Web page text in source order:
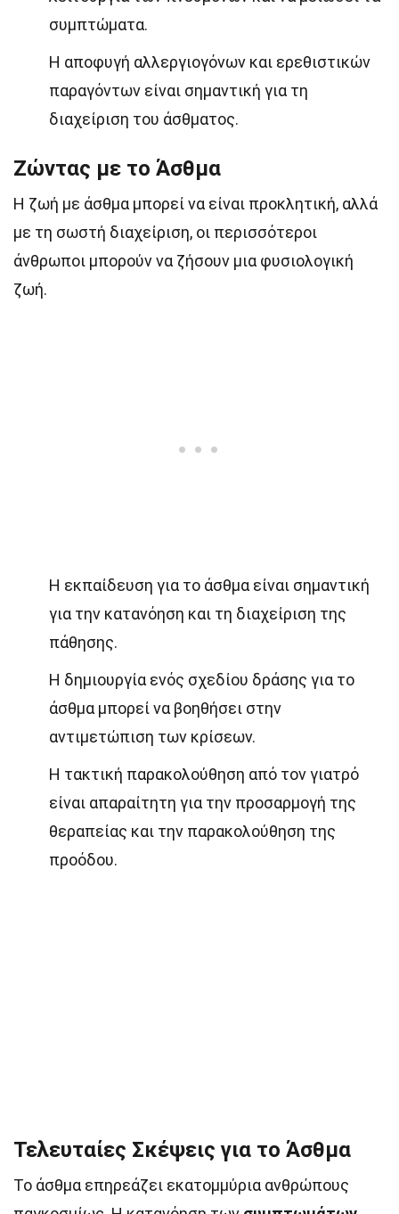
συμπτώματα.
Η αποφυγή αλλεργιογόνων και ερεθιστικών
παραγόντων είναι σημαντική για τη
διαχείριση του άσθματος.
Ζώντας με το Άσθμα
Η ζωή με άσθμα μπορεί να είναι προκλητική, αλλά
με τη σωστή διαχείριση, οι περισσότεροι
άνθρωποι μπορούν να ζήσουν μια φυσιολογική
ζωή.
Η εκπαίδευση για το άσθμα είναι σημαντική
για την κατανόηση και τη διαχείριση της
πάθησης.
Η δημιουργία ενός σχεδίου δράσης για το
άσθμα μπορεί να βοηθήσει στην
αντιμετώπιση των κρίσεων.
Η τακτική παρακολούθηση από τον γιατρό
είναι απαραίτητη για την προσαρμογή της
θεραπείας και την παρακολούθηση της
προόδου.
Τελευταίες Σκέψεις για το Άσθμα
Το άσθμα επηρεάζει εκατομμύρια ανθρώπους